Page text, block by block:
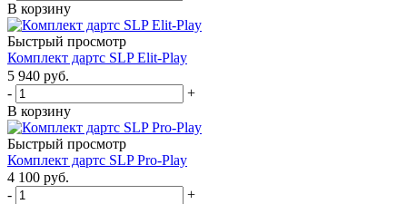
В корзину
Быстрый просмотр
Комплект дартс SLP Elit-Play
5 940 руб.
-
+
В корзину
Быстрый просмотр
Комплект дартс SLP Pro-Play
4 100 руб.
-
+